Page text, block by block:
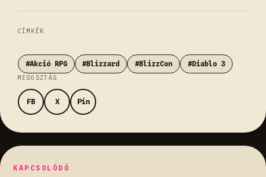
CÍMKÉK
#Akció RPG #Blizzard #BlizzCon #Diablo 3
MEGOSZTÁS
FB X Pin
KAPCSOLÓDÓ